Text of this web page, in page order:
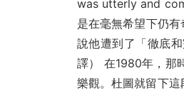
was utterly and
是在毫無希望下仍
說他遭到了「徹底
譯） 在1980年，那
樂觀。杜圖就留下